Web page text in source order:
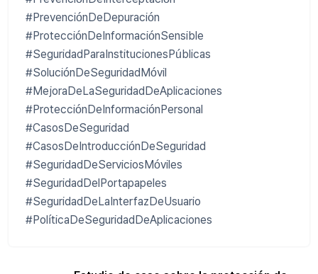
#PrevenciónDeDepuración
#ProtecciónDeInformaciónSensible
#SeguridadParaInstitucionesPúblicas
#SoluciónDeSeguridadMóvil
#MejoraDeLaSeguridadDeAplicaciones
#ProtecciónDeInformaciónPersonal
#CasosDeSeguridad
#CasosDeIntroducciónDeSeguridad
#SeguridadDeServiciosMóviles
#SeguridadDelPortapapeles
#SeguridadDeLaInterfazDeUsuario
#PolíticaDeSeguridadDeAplicaciones